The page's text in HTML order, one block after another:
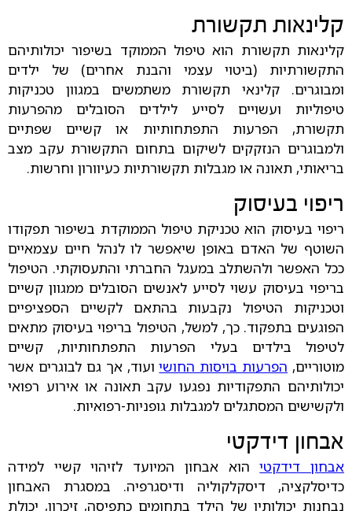
קלינאות תקשורת
קלינאות תקשורת הוא טיפול הממוקד בשיפור יכולותיהם
התקשורתיות (ביטוי עצמי והבנת אחרים) של ילדים
ומבוגרים. קלינאי תקשורת משתמשים במגוון טכניקות
טיפוליות ועשויים לסייע לילדים הסובלים מהפרעות
תקשורת, הפרעות התפתחותיות או קשיים שפתיים
ולמבוגרים הנזקקים לשיקום בתחום התקשורת עקב מצב
בריאותי, תאונה או מגבלות תקשורתיות כעיוורון וחרשות.
ריפוי בעיסוק
ריפוי בעיסוק הוא טכניקת טיפול הממוקדת בשיפור תפקודו
השוטף של האדם באופן שיאפשר לו לנהל חיים עצמאיים
ככל האפשר ולהשתלב במעגל החברתי והתעסוקתי. הטיפול
בריפוי בעיסוק עשוי לסייע לאנשים הסובלים ממגוון קשיים
וטכניקות הטיפול נקבעות בהתאם לקשיים הספציפיים
הפוגעים בתפקוד. כך, למשל, הטיפול בריפוי בעיסוק מתאים
לטיפול בילדים בעלי הפרעות התפתחותיות, קשיים
מוטוריים, הפרעות בויסות החושיועוד, אך גם לבוגרים אשר
יכולותיהם התפקודיות נפגעו עקב תאונה או אירוע רפואי
ולקשישים המסתגלים למגבלות גופניות-רפואיות.
אבחון דידקטי
אבחון דידקטיהוא אבחון המיועד לזיהוי קשיי למידה
כדיסלקציה, דיסקלקוליה ודיסגרפיה. במסגרת האבחון
נבחנות יכולותיו של הילד בתחומים כתפיסה, זיכרון, יכולת